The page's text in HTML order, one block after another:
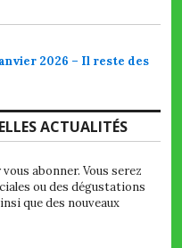
2026 – Il reste des
ACTUALITÉS
abonner. Vous serez
ou des dégustations
que des nouveaux